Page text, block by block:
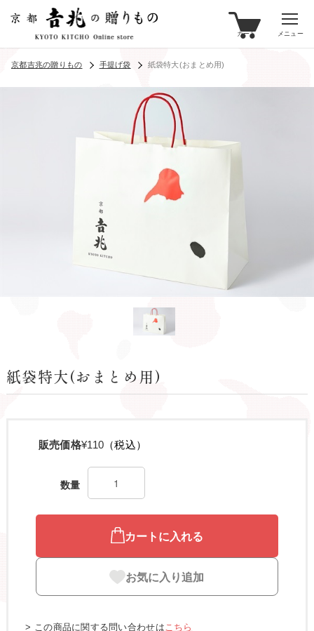
カート メニュー
京都吉兆の贈りもの 手提げ袋 紙袋特大(おまとめ用)
紙袋特大(おまとめ用)
販売価格¥110 （税込）
数量
カートに入れる
お気に入り追加
この商品に関する問い合わせはこちら